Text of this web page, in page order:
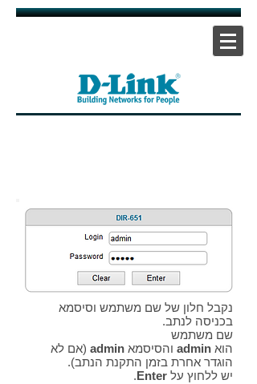
אתר ראשי
נקבל חלון של שם משתמש וסיסמא
בכניסה לנתב.
שם משתמש
הואadmin והסיסמאadmin (אם לא
הוגדר אחרת בזמן התקנת הנתב).
יש ללחוץ עלEnter
.